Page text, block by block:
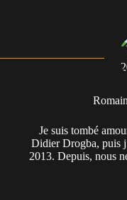
Je suis tombé
Didier Drogba, puis
2013. Depuis, nous